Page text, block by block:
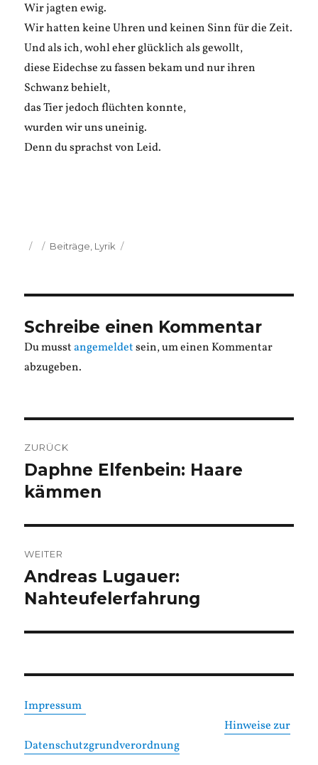
Wir jagten ewig.
Wir hatten keine Uhren und keinen Sinn für die Zeit.
Und als ich, wohl eher glücklich als gewollt,
diese Eidechse zu fassen bekam und nur ihren
Schwanz behielt,
das Tier jedoch flüchten konnte,
wurden wir uns uneinig.
Denn du sprachst von Leid.
Veröffentlicht
Kategorien
Beiträge Lyrik
Schreibe einen Kommentar
Du musstangemeldetsein, um einen Kommentar
abzugeben.
ZURÜCK
Vorheriger
Beitrag:
Daphne Elfenbein: Haare
kämmen
WEITER
Nächster
Beitrag:
Andreas Lugauer:
Nahteufelerfahrung
Impressum
Hinweise zur
Datenschutzgrundverordnung